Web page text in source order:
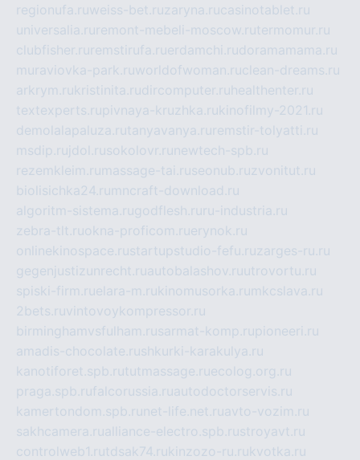
regionufa.ruweiss-bet.ruzaryna.rucasinotablet.ru
universalia.ru remont-mebeli-moscow.rutermomur.ru
clubfisher.ru remstirufa.ruerdamchi.rudoramamama.ru
muraviovka-park.ruworldofwoman.ruclean-dreams.ru
arkrym.rukristinita.rudircomputer.ru healthenter.ru
textexperts.rupivnaya-kruzhka.rukinofilmy-2021.ru
demolalapaluza.rutanyavanya.ru remstir-tolyatti.ru
msdip.ru jdol.rusokolovr.ru newtech-spb.ru
rezemkleim.ru massage-tai.ruseonub.ruzvonitut.ru
biolisichka24.ru mncraft-download.ru
algoritm-sistema.rugodflesh.ru ru-industria.ru
zebra-tlt.ruokna-proficom.ruerynok.ru
onlinekinospace.rustartupstudio-fefu.ruzarges-ru.ru
gegenjustizunrecht.ruautobalashov.ruutrovortu.ru
spiski-firm.ruelara-m.rukinomusorka.ru mkcslava.ru
2bets.ruvintovoykompressor.ru
birminghamvsfulham.rusarmat-komp.rupioneeri.ru
amadis-chocolate.rushkurki-karakulya.ru
kanotiforet.spb.rututmassage.ruecolog.org.ru
praga.spb.rufalcorussia.ruautodoctorservis.ru
kamertondom.spb.ru net-life.net.ruavto-vozim.ru
sakhcamera.rualliance-electro.spb.rustroyavt.ru
controlweb1.rutdsak74.rukinzozo-ru.rukvotka.ru